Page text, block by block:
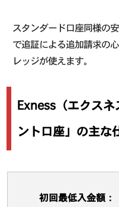
スタンダード口座同様の
で追証による追加請求の
レッジが使えます。
Exness（エクス
ント口座」の主な
初回最低入金額：